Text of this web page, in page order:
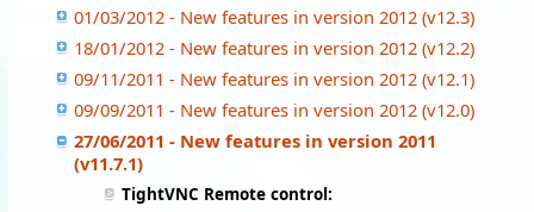
01/03/2012 - New features in version 2012 (v12.3)
18/01/2012 - New features in version 2012 (v12.2)
09/11/2011 - New features in version 2012 (v12.1)
09/09/2011 - New features in version 2012 (v12.0)
27/06/2011 - New features in version 2011
(v11.7.1)
TightVNC Remote control: